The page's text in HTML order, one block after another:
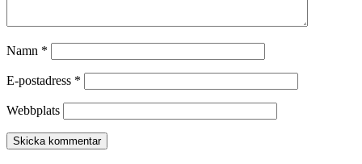
Namn *
E-postadress *
Webbplats